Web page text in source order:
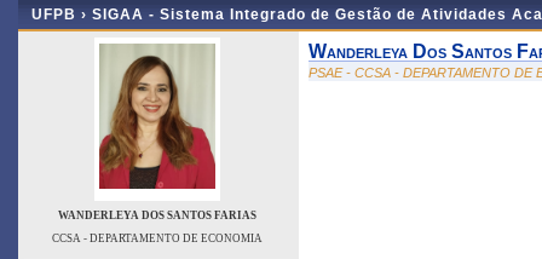
UFPB › SIGAA - Sistema Integrado de Gestão de Atividades
WANDERLEYA DOS SANTOS FARIAS
CCSA - DEPARTAMENTO DE ECONOMIA
Wanderleya Dos Santos
PSAE - CCSA - DEPARTAMENTO DE